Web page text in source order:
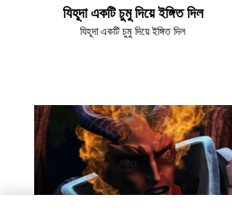
যিহূদা একটি চুমু দিয়ে ইঙ্গিত দিল
যিহূদা একটি চুমু দিয়ে ইঙ্গিত দিল